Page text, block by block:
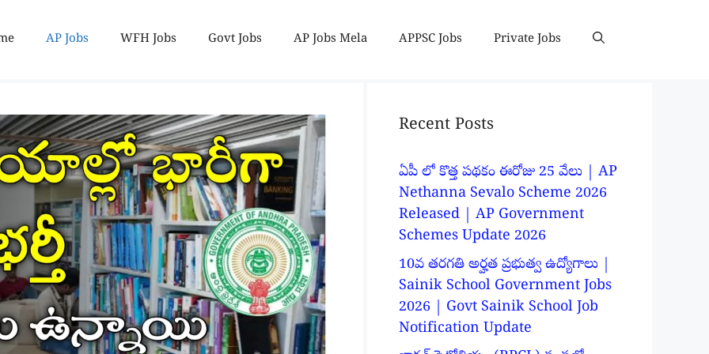
AP Jobs WFH Jobs Govt Jobs AP Jobs Mela APPSC Jobs Private Jobs
Recent Posts
ఏపీ లో కొత్త పథకం ఈరోజు 25 వేలు | AP
Nethanna Sevalo Scheme 2026
Released | AP Government
Schemes Update 2026
10వ తరగతి అర్హత ప్రభుత్వ ఉద్యోగాలు |
Sainik School Government Jobs
2026 | Govt Sainik School Job
Notification Update